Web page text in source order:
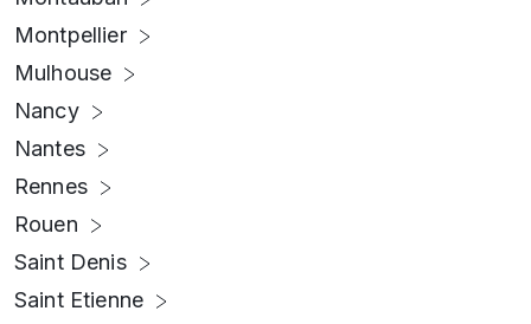
Montpellier
Mulhouse
Nancy
Nantes
Rennes
Rouen
Saint Denis
Saint Etienne